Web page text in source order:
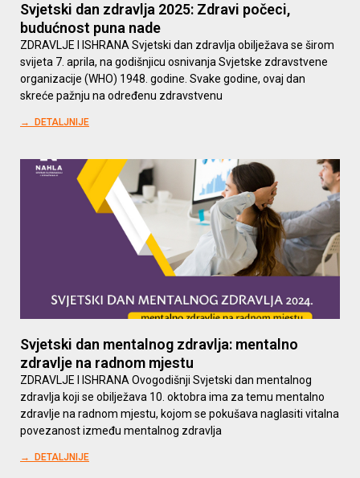
Svjetski dan zdravlja 2025: Zdravi počeci,
budućnost puna nade
ZDRAVLJE I ISHRANA Svjetski dan zdravlja obilježava se širom
svijeta 7. aprila, na godišnjicu osnivanja Svjetske zdravstvene
organizacije (WHO) 1948. godine. Svake godine, ovaj dan
skreće pažnju na određenu zdravstvenu
→ DETALJNIJE
Svjetski dan mentalnog zdravlja: mentalno
zdravlje na radnom mjestu
ZDRAVLJE I ISHRANA Ovogodišnji Svjetski dan mentalnog
zdravlja koji se obilježava 10. oktobra ima za temu mentalno
zdravlje na radnom mjestu, kojom se pokušava naglasiti vitalna
povezanost između mentalnog zdravlja
→ DETALJNIJE